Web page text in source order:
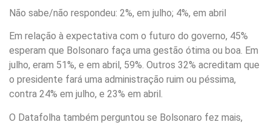
Não sabe/não respondeu: 2%, em julho; 4%, em abril
Em relação à expectativa com o futuro do governo, 45%
esperam que Bolsonaro faça uma gestão ótima ou boa. Em
julho, eram 51%, e em abril, 59%. Outros 32% acreditam que
o presidente fará uma administração ruim ou péssima,
contra 24% em julho, e 23% em abril.
O Datafolha também perguntou se Bolsonaro fez mais,